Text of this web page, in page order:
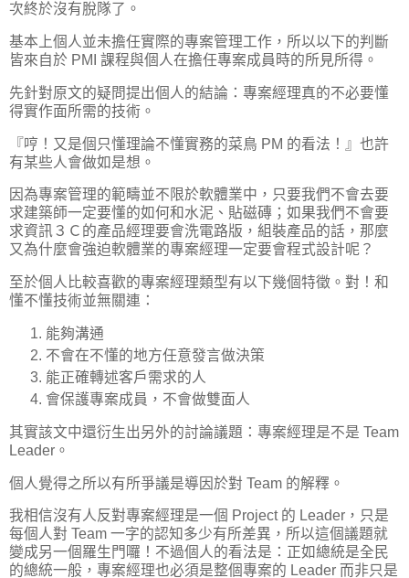
次終於沒有脫隊了。
基本上個人並未擔任實際的專案管理工作，所以以下的判斷
皆來自於 PMI 課程與個人在擔任專案成員時的所見所得。
先針對原文的疑問提出個人的結論：專案經理真的不必要懂
得實作面所需的技術。
『哼！又是個只懂理論不懂實務的菜鳥 PM 的看法！』也許
有某些人會做如是想。
因為專案管理的範疇並不限於軟體業中，只要我們不會去要
求建築師一定要懂的如何和水泥、貼磁磚；如果我們不會要
求資訊３Ｃ的產品經理要會洗電路版，組裝產品的話，那麼
又為什麼會強迫軟體業的專案經理一定要會程式設計呢？
至於個人比較喜歡的專案經理類型有以下幾個特徵。對！和
懂不懂技術並無關連：
能夠溝通
不會在不懂的地方任意發言做決策
能正確轉述客戶需求的人
會保護專案成員，不會做雙面人
其實該文中還衍生出另外的討論議題：專案經理是不是 Team
Leader。
個人覺得之所以有所爭議是導因於對 Team 的解釋。
我相信沒有人反對專案經理是一個 Project 的 Leader，只是
每個人對 Team 一字的認知多少有所差異，所以這個議題就
變成另一個羅生門囉！不過個人的看法是：正如總統是全民
的總統一般，專案經理也必須是整個專案的 Leader 而非只是